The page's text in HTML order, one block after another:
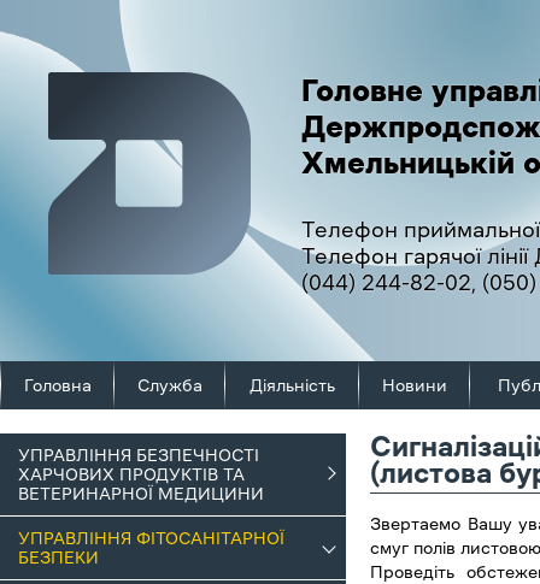
Головне
Хмельницькій
Телефон
Телефон гарячої
(044) 244-82-02,
Головна Служба Діяльність Новини
УПРАВЛІННЯ БЕЗПЕЧНОСТІ
ХАРЧОВИХ ПРОДУКТІВ ТА
ВЕТЕРИНАРНОЇ МЕДИЦИНИ
УПРАВЛІННЯ ФІТОСАНІТАРНОЇ
БЕЗПЕКИ
(листова
Звертаемо Вашу
смуг полів
Проведіть